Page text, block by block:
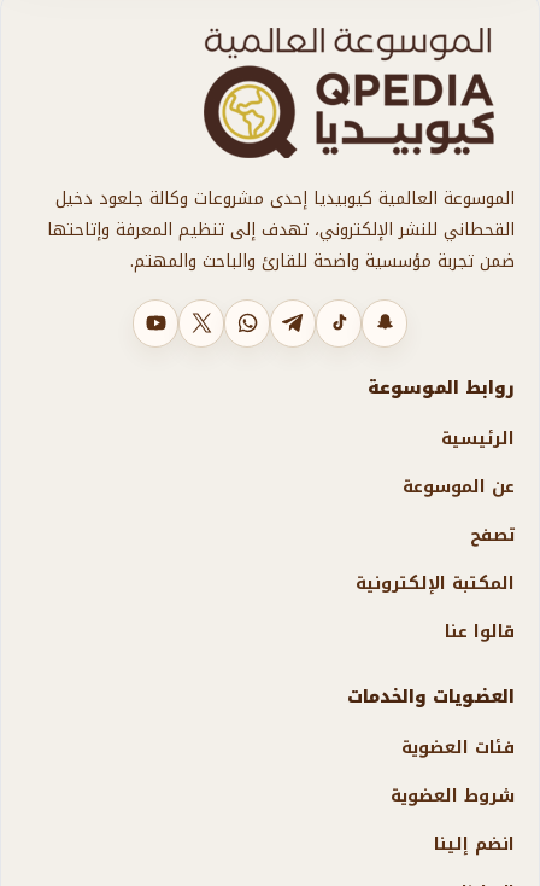
الموسوعة العالمية كيوبيديا إحدى مشروعات وكالة جلعود دخيل
القحطاني للنشر الإلكتروني، تهدف إلى تنظيم المعرفة وإتاحتها
ضمن تجربة مؤسسية واضحة للقارئ والباحث والمهتم.
يوتيوب
X واتسابتليجرامتيك توكسناب شات
روابط الموسوعة
الرئيسية
عن الموسوعة
تصفح
المكتبة الإلكترونية
قالوا عنا
العضويات والخدمات
فئات العضوية
شروط العضوية
انضم إلينا